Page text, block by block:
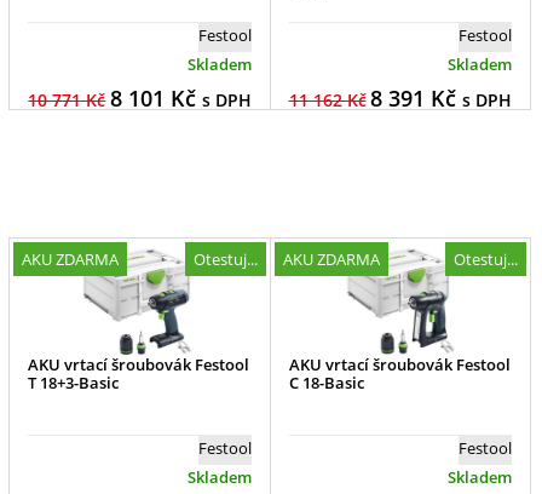
Festool
Skladem
10 771 Kč8 101 Kč s DPH
Festool
Skladem
11 162 Kč8 391 Kč s DPH
AKU ZDARMA Otestuj...
AKU vrtací šroubovák Festool
T 18+3-Basic
Festool
Skladem
AKU ZDARMA Otestuj...
AKU vrtací šroubovák Festool
C 18-Basic
Festool
Skladem